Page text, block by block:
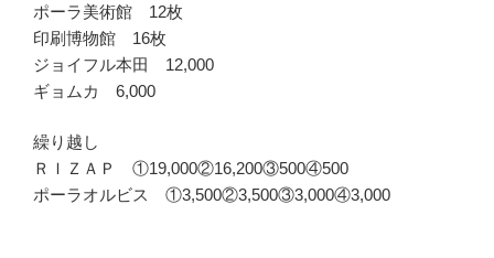
ポーラ美術館 12枚
印刷博物館 16枚
ジョイフル本田 12,000
ギョムカ 6,000
繰り越し
ＲＩＺＡＰ ①19,000②16,200③500④500
ポーラオルビス ①3,500②3,500③3,000④3,000